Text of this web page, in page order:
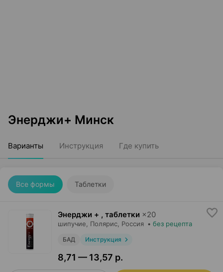
Энерджи+ Минск
Варианты Инструкция Где купить
Все формы Таблетки
Энерджи + , таблетки ×20
шипучие, Полярис , Россия • без рецепта
БАД Инструкция
8,71 — 13,57 р.